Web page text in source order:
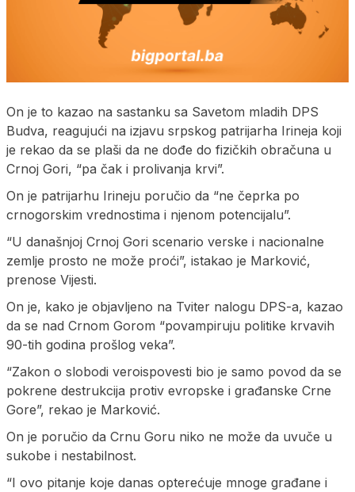
On je to kazao na sastanku sa Savetom mladih DPS
Budva, reagujući na izjavu srpskog patrijarha Irineja koji
je rekao da se plaši da ne dođe do fizičkih obračuna u
Crnoj Gori, “pa čak i prolivanja krvi”.
On je patrijarhu Irineju poručio da “ne čeprka po
crnogorskim vrednostima i njenom potencijalu”.
“U današnjoj Crnoj Gori scenario verske i nacionalne
zemlje prosto ne može proći”, istakao je Marković,
prenose Vijesti.
On je, kako je objavljeno na Tviter nalogu DPS-a, kazao
da se nad Crnom Gorom “povampiruju politike krvavih
90-tih godina prošlog veka”.
“Zakon o slobodi veroispovesti bio je samo povod da se
pokrene destrukcija protiv evropske i građanske Crne
Gore”, rekao je Marković.
On je poručio da Crnu Goru niko ne može da uvuče u
sukobe i nestabilnost.
“I ovo pitanje koje danas opterećuje mnoge građane i